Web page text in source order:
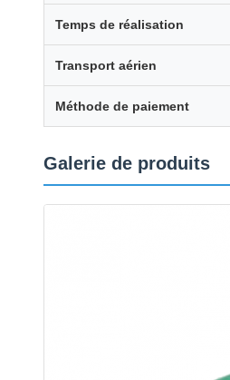
Temps de réalisation
Transport aérien
Méthode de paiement
Galerie de produits